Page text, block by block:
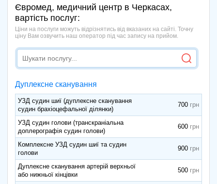
Євромед, медичний центр в Черкасах,
вартість послуг:
Ціни на послуги можуть відрізнятись від вказаних на сайті. Точну
ціну Вам озвучить наш оператор під час запису на прийом.
Дуплексне сканування
УЗД судин шиї (дуплексне сканування
судин брахіоцефальної ділянки)
700
УЗД судин голови (транскраніальна
доплерографія судин голови)
600
Комплексне УЗД судин шиї та судин
голови
900
Дуплексне сканування артерій верхньої
або нижньої кінцівки
500